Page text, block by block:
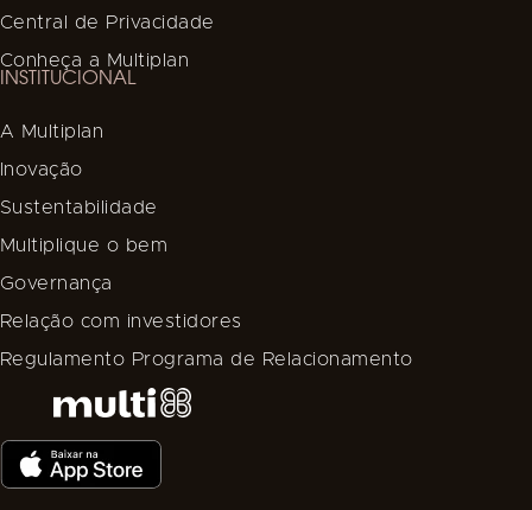
Central de Privacidade
Conheça a Multiplan
INSTITUCIONAL
A Multiplan
Inovação
Sustentabilidade
Multiplique o bem
Governança
Relação com investidores
Regulamento Programa de Relacionamento